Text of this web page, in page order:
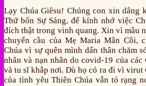
Lạy Chúa Giêsu! Chúng con xin dâng
Thứ bốn Sự Sáng, để kính nhớ việc
đích thật trong vinh quang. Xin vì mầu
chuyển cầu của Mẹ Maria Mân Côi,
Chúa vì sự quên mình dấn thân chăm
nhân và nạn nhân do covid-19 của
và tu sĩ khắp nơi. Dù họ có ra đi vì virut
của tình yêu Thiên Chúa vẫn tỏ rạng